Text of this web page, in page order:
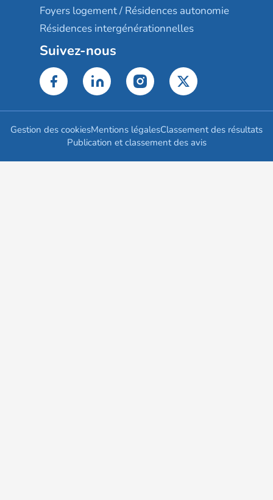
Foyers logement / Résidences autonomie
Résidences intergénérationnelles
Suivez-nous
Gestion des cookiesMentions légalesClassement des résultats
Publication et classement des avis